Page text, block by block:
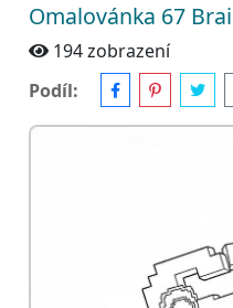
Omalovánka 67
194 zobrazení
Podíl: